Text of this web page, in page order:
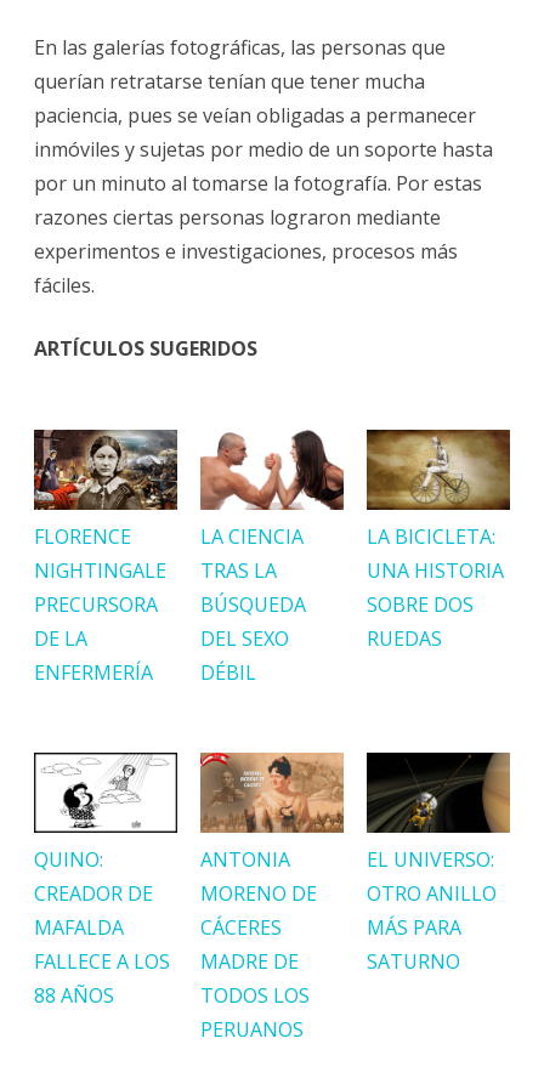
En las galerías fotográficas, las personas que
querían retratarse tenían que tener mucha
paciencia, pues se veían obligadas a permanecer
inmóviles y sujetas por medio de un soporte hasta
por un minuto al tomarse la fotografía. Por estas
razones ciertas personas lograron mediante
experimentos e investigaciones, procesos más
fáciles.
ARTÍCULOS SUGERIDOS
FLORENCE
NIGHTINGALE
PRECURSORA
DE LA
ENFERMERÍA
LA CIENCIA
TRAS LA
BÚSQUEDA
DEL SEXO
DÉBIL
LA BICICLETA:
UNA HISTORIA
SOBRE DOS
RUEDAS
QUINO:
CREADOR DE
MAFALDA
FALLECE A LOS
88 AÑOS
ANTONIA
MORENO DE
CÁCERES
MADRE DE
TODOS LOS
PERUANOS
EL UNIVERSO:
OTRO ANILLO
MÁS PARA
SATURNO